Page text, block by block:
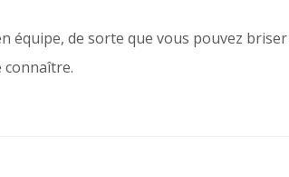
équipe, de sorte que vous pouvez briser
connaître.